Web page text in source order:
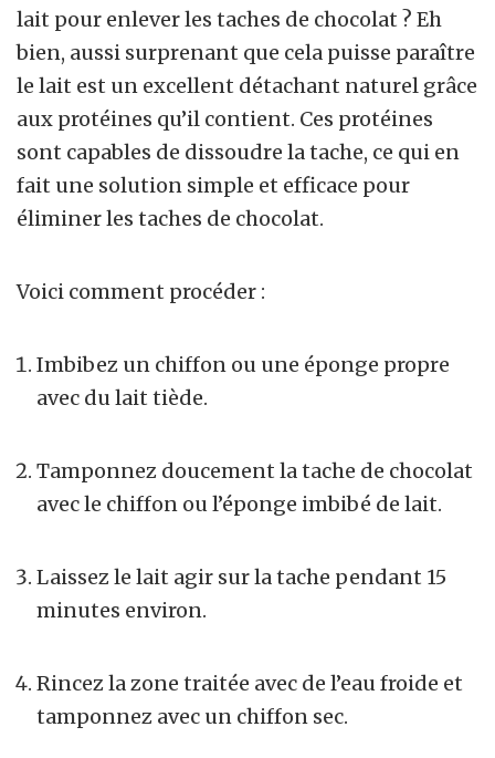
lait pour enlever les taches de chocolat ? Eh
bien, aussi surprenant que cela puisse paraître
le lait est un excellent détachant naturel grâce
aux protéines qu’il contient. Ces protéines
sont capables de dissoudre la tache, ce qui en
fait une solution simple et efficace pour
éliminer les taches de chocolat.
Voici comment procéder :
Imbibez un chiffon ou une éponge propre
avec du lait tiède.
Tamponnez doucement la tache de chocolat
avec le chiffon ou l’éponge imbibé de lait.
Laissez le lait agir sur la tache pendant 15
minutes environ.
Rincez la zone traitée avec de l’eau froide et
tamponnez avec un chiffon sec.